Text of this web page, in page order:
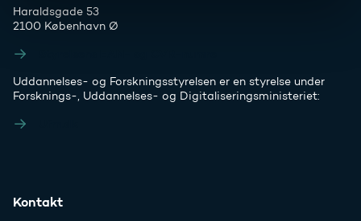
Haraldsgade 53
2100 København Ø
Uddannelses- og Forskningsstyrelsen er en styrelse under
Forsknings-, Uddannelses- og Digitaliseringsministeriet:
Kontakt